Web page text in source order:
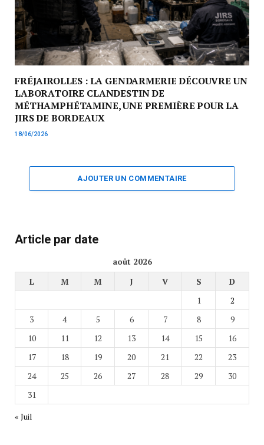
FRÉJAIROLLES : LA GENDARMERIE DÉCOUVRE UN
LABORATOIRE CLANDESTIN DE
MÉTHAMPHÉTAMINE, UNE PREMIÈRE POUR LA
JIRS DE BORDEAUX
18/06/2026
AJOUTER UN COMMENTAIRE
Article par date
août 2026
L
M M J V S
D
1
2
3
4 5 6 7 8
9
10
11 12 13 14 15
16
17
18 19 20 21 22
23
24
25 26 27 28 29
30
31
« Juil